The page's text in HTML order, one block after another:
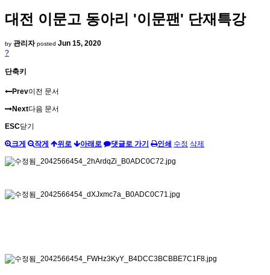
대전 이문고 동아리 '이문팬' 단재특강
by 관리자 posted Jun 15, 2020
?
단축키
Prev이전 문서
Next다음 문서
ESC닫기
크게 작게 위로 아래로 댓글로 가기 인쇄 수정 삭제